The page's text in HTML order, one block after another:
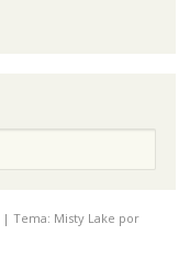
| Tema: Misty Lake por